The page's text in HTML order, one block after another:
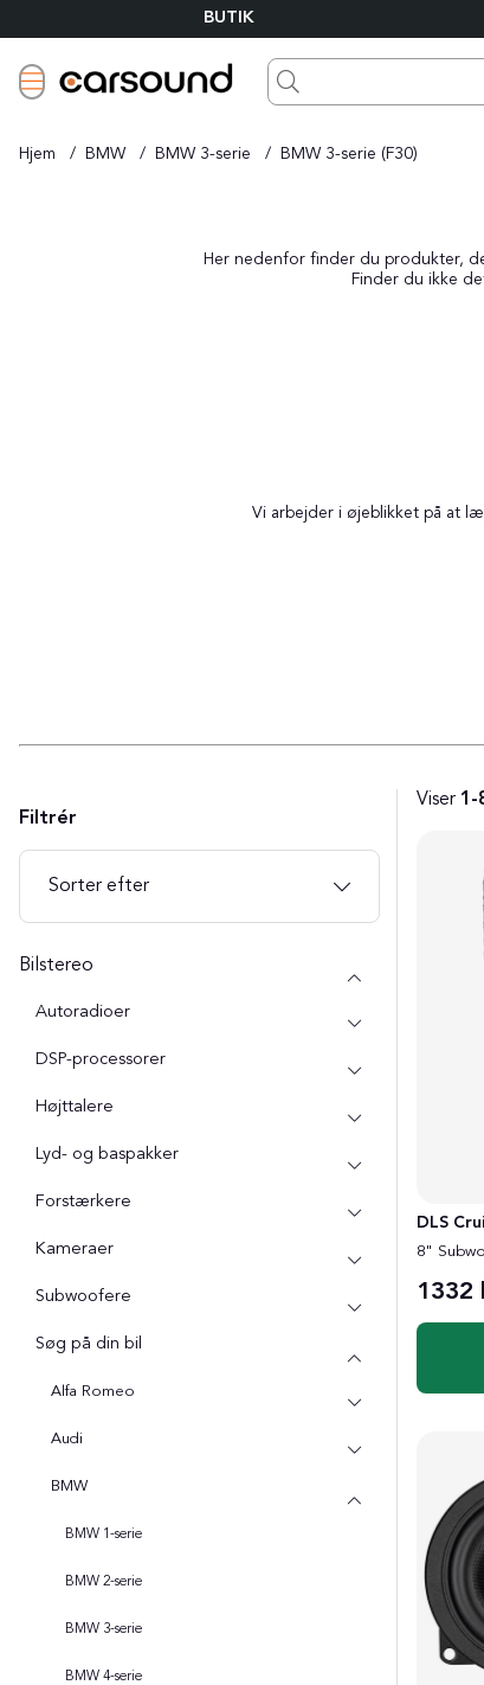
BUTIK
Hjem BMW BMW 3-serie BMW 3-serie (F30)
Her nedenfor finder du produkter,
Finder du ikke
Vi arbejder i øjeblikket på at
Filtrér
Sorter efter
Bilstereo
Autoradioer
DSP-processorer
Højttalere
Lyd- og baspakker
Forstærkere
Kameraer
Subwoofere
Søg på din bil
Alfa Romeo
Audi
BMW
BMW 1-serie
BMW 2-serie
BMW 3-serie
BMW 4-serie
Viser 1-
DLS
8"
1332